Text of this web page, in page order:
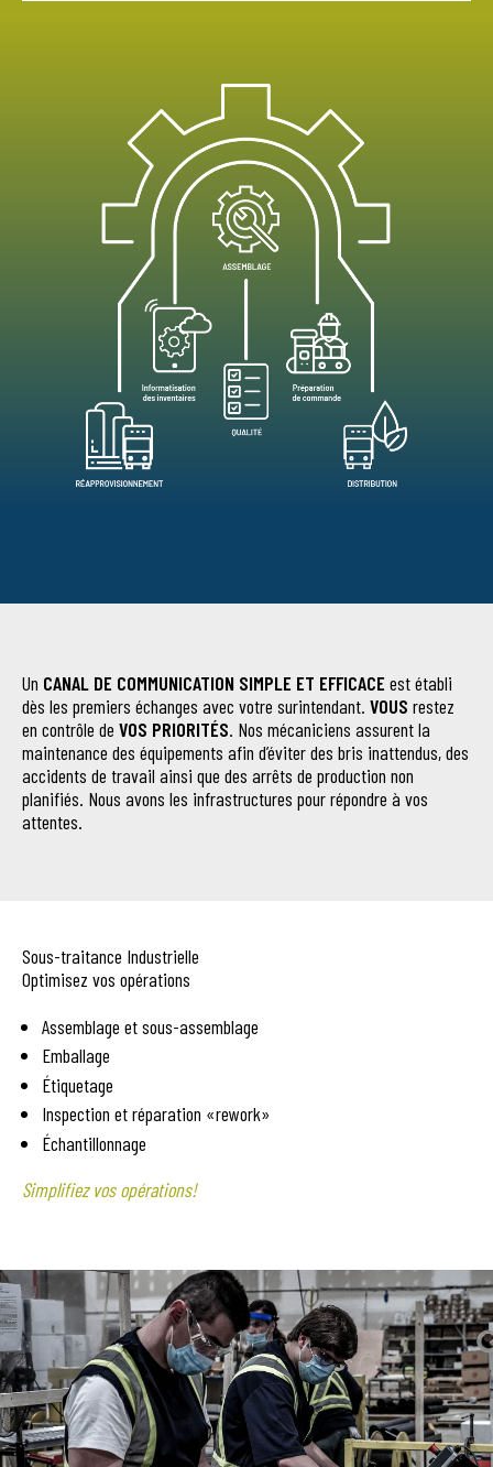
Un CANAL DE COMMUNICATION SIMPLE ET EFFICACE est établi
dès les premiers échanges avec votre surintendant. VOUS restez
en contrôle de VOS PRIORITÉS. Nos mécaniciens assurent la
maintenance des équipements afin d’éviter des bris inattendus, des
accidents de travail ainsi que des arrêts de production non
planifiés. Nous avons les infrastructures pour répondre à vos
attentes.
Sous-traitance Industrielle
Optimisez vos opérations
Assemblage et sous-assemblage
Emballage
Étiquetage
Inspection et réparation «rework»
Échantillonnage
Simplifiez vos opérations!